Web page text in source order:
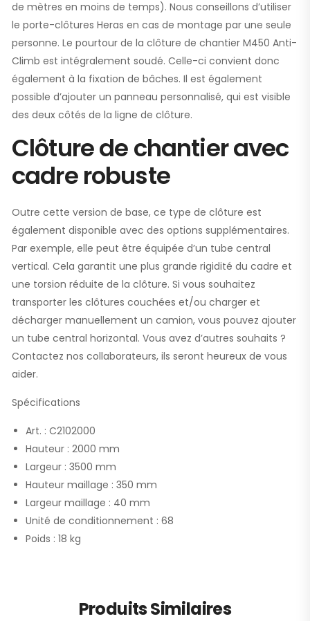
de mètres en moins de temps). Nous conseillons d’utiliser
le porte-clôtures Heras en cas de montage par une seule
personne. Le pourtour de la clôture de chantier M450 Anti-
Climb est intégralement soudé. Celle-ci convient donc
également à la fixation de bâches. Il est également
possible d’ajouter un panneau personnalisé, qui est visible
des deux côtés de la ligne de clôture.
Clôture de chantier avec
cadre robuste
Outre cette version de base, ce type de clôture est
également disponible avec des options supplémentaires.
Par exemple, elle peut être équipée d’un tube central
vertical. Cela garantit une plus grande rigidité du cadre et
une torsion réduite de la clôture. Si vous souhaitez
transporter les clôtures couchées et/ou charger et
décharger manuellement un camion, vous pouvez ajouter
un tube central horizontal. Vous avez d’autres souhaits ?
Contactez nos collaborateurs, ils seront heureux de vous
aider.
Spécifications
Art. : C2102000
Hauteur : 2000 mm
Largeur : 3500 mm
Hauteur maillage : 350 mm
Largeur maillage : 40 mm
Unité de conditionnement : 68
Poids : 18 kg
Produits Similaires